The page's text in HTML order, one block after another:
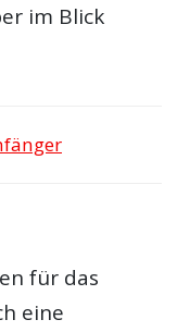
im Blick
für das
eine